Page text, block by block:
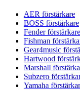
AER förstärkare
BOSS förstärkare
Fender förstärkare
Fishman
Gear4music
Hartwood
Marshall
Subzero
Yamaha